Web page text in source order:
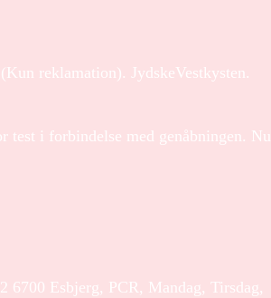
reklamation). JydskeVestkysten.
test i forbindelse med genåbningen. Nu
6700 Esbjerg, PCR, Mandag, Tirsdag,